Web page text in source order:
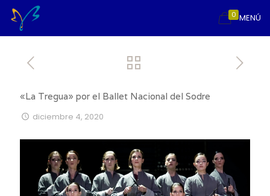
MENÚ
0
«La Tregua» por el Ballet Nacional del Sodre
diciembre 4, 2020